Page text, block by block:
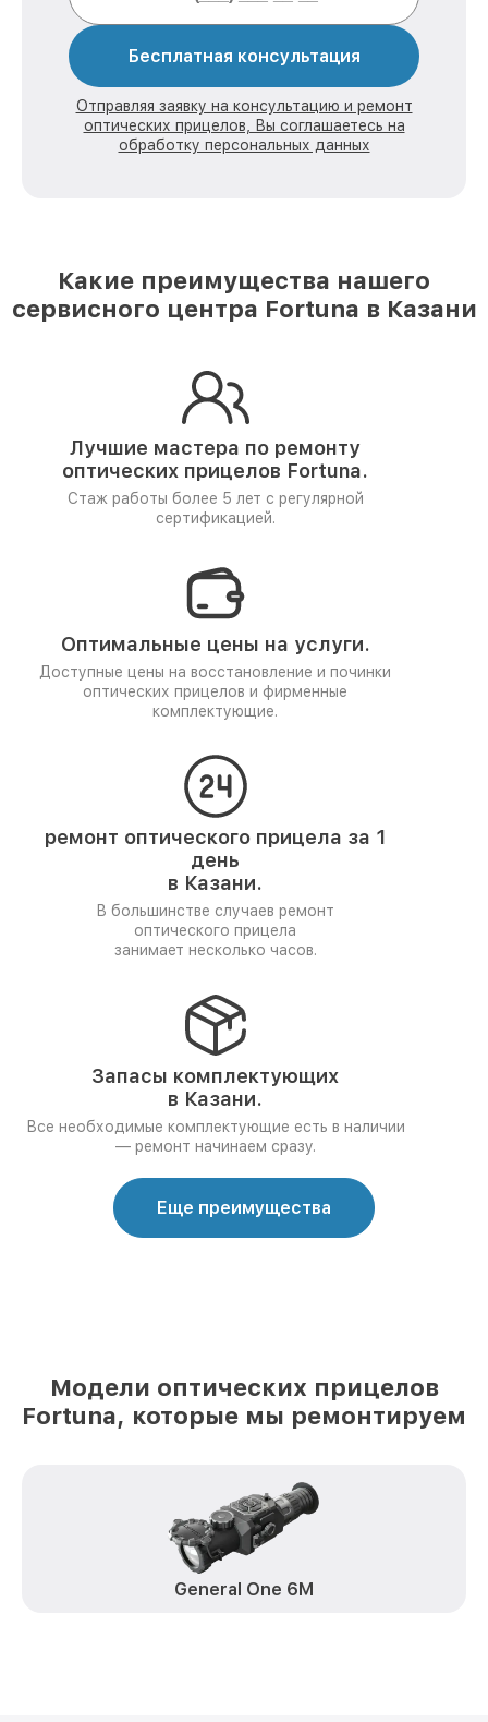
Бесплатная консультация
Отправляя заявку на консультацию и ремонт
оптических прицелов, Вы соглашаетесь на
обработку персональных данных
Какие преимущества нашего
сервисного центра Fortuna в Казани
Лучшие мастера по ремонту
оптических прицелов Fortuna.
Стаж работы более 5 лет с регулярной
сертификацией.
Оптимальные цены на услуги.
Доступные цены на восстановление и починки
оптических прицелов и фирменные
комплектующие.
ремонт оптического прицела за 1
день
в Казани.
В большинстве случаев ремонт
оптического прицела
занимает несколько часов.
Запасы комплектующих
в Казани.
Все необходимые комплектующие есть в наличии
— ремонт начинаем сразу.
Еще преимущества
Модели оптических прицелов
Fortuna, которые мы ремонтируем
General One 6M